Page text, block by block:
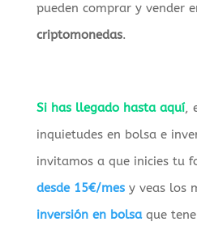
pueden comprar y vender
criptomonedas.
Si has llegado hasta aquí,
inquietudes en bolsa e
invitamos a que inicies tu
desde 15€/mesy veas los
inversión en bolsaque